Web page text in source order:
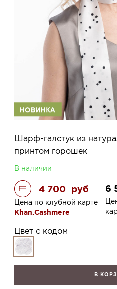
Шарф-галстук из
принтом горошек
В наличии
4 700 руб
Цена по клубной карте
Khan.Cashmere
6
Цвет с кодом
В